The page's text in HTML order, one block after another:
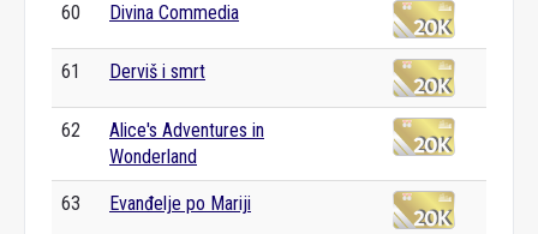
60 Divina Commedia
61 Derviš i smrt
62
Alice's Adventures in
Wonderland
63 Evanđelje po Mariji